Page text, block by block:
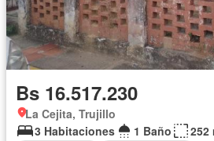
Bs 16.517.230
La Cejita, Trujillo
3 Habitaciones
1 Baño
252